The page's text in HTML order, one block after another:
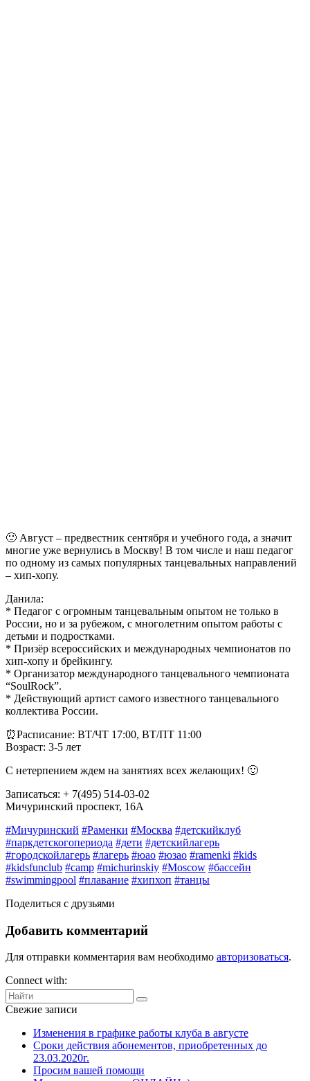
🙂 Август – предвестник сентября и учебного года, а значит
многие уже вернулись в Москву! В том числе и наш педагог
по одному из самых популярных танцевальных направлений
– хип-хопу.
Данила:
* Педагог с огромным танцевальным опытом не только в
России, но и за рубежом, с многолетним опытом работы с
детьми и подростками.
* Призёр всероссийских и международных чемпионатов по
хип-хопу и брейкингу.
* Организатор международного танцевального чемпионата
“SoulRock”.
* Действующий артист самого известного танцевального
коллектива России.
⏰Расписание: ВТ/ЧТ 17:00, ВТ/ПТ 11:00
Возраст: 3-5 лет
С нетерпением ждем на занятиях всех желающих! 🙂
Записаться: + 7(495) 514-03-02
Мичуринский проспект, 16А
#Мичуринский #Раменки #Москва #детскийклуб
#паркдетскогопериода #дети #детскийлагерь
#городскойлагерь #лагерь #юао #юзао #ramenki #kids
#kidsfunclub #camp #michurinskiy #Moscow #бассейн
#swimmingpool #плавание #хипхоп #танцы
Поделиться с друзьями
Добавить комментарий
Для отправки комментария вам необходимо авторизоваться.
Connect with:
Свежие записи
Изменения в графике работы клуба в августе
Сроки действия абонементов, приобретенных до
23.03.2020г.
Просим вашей помощи